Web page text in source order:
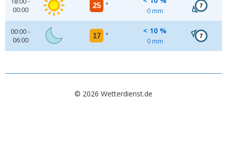
00:00
25 °
0 mm
7
00:00 -
06:00
17 °
< 10 %
0 mm
7
© 2026 Wetterdienst.de